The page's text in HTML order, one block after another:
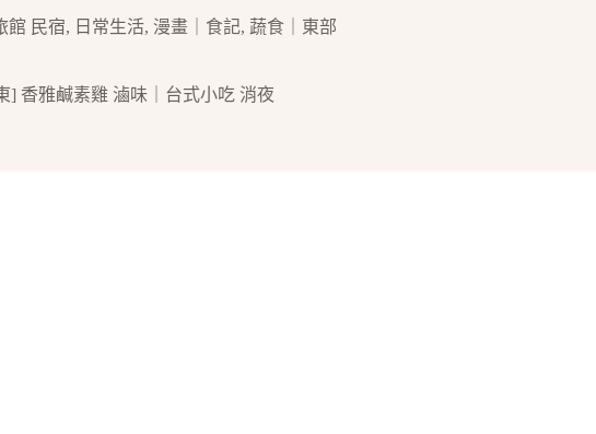
館 民宿, 日常生活, 漫畫｜食記, 蔬食｜東部
] 香雅鹹素雞 滷味｜台式小吃 消夜